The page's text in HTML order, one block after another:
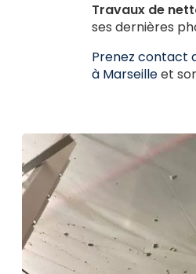
Travaux de
ses dernières
Prenez contact
à Marseilleet